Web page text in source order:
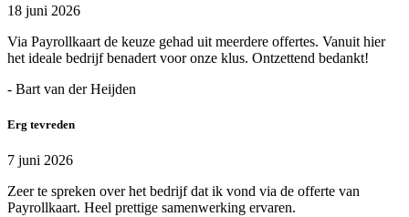
18 juni 2026
Via Payrollkaart de keuze gehad uit meerdere offertes. Vanuit hier
het ideale bedrijf benadert voor onze klus. Ontzettend bedankt!
- Bart van der Heijden
Erg tevreden
7 juni 2026
Zeer te spreken over het bedrijf dat ik vond via de offerte van
Payrollkaart. Heel prettige samenwerking ervaren.